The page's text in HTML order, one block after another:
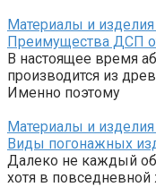
Материалы и изделия
Преимущества ДСП
В настоящее время
производится из
Именно поэтому
Материалы и изделия
Виды погонажных
Далеко не каждый
хотя в повседневной